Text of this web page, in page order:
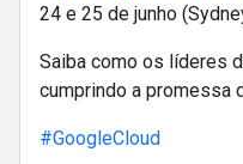
24 e 25 de junho
Saiba como os líderes
cumprindo a promessa
#GoogleCloud